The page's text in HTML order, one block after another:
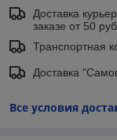
Доставка
заказе от 50
Транспортная
Доставка
Все условия